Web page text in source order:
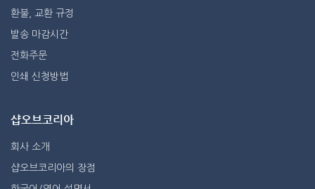
환불, 교환 규정
발송 마감시간
전화주문
인쇄 신청방법
샵오브코리아
회사 소개
샵오브코리아의 장점